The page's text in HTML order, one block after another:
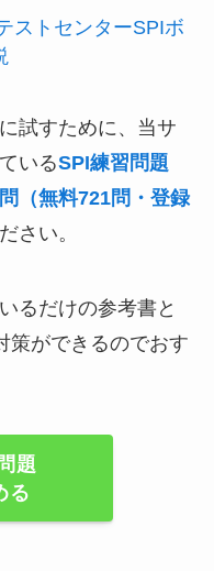
ストセンターSPIボ
試すために、当サ
いるSPI練習問題
（無料721問・登録
さい。
るだけの参考書と
策ができるのでおす
題
る